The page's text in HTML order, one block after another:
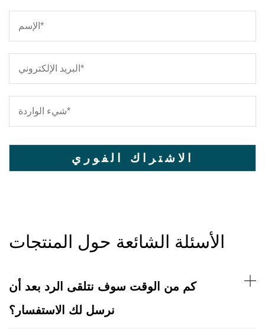
الأسئلة الشائعة حول المنتجات
كم من الوقت سوف نتلقى الرد بعد أن
نرسل لك الاستفسار؟